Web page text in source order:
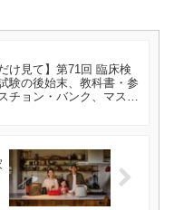
け見て】第71回 臨床検
験の後始末、教科書・参
チョン・バンク、マスタ